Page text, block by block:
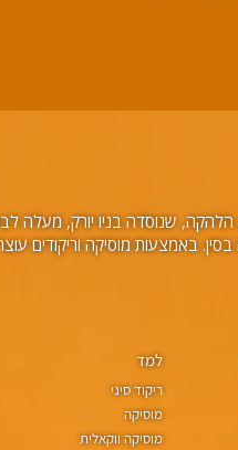
שנוסדה בניו יורק, מעלה לבמה
5,000 שנה התרבות השמימית שגשגה בסין.
למד
ריקוד סיני
מוסיקה
מוסיקה ווקאלית